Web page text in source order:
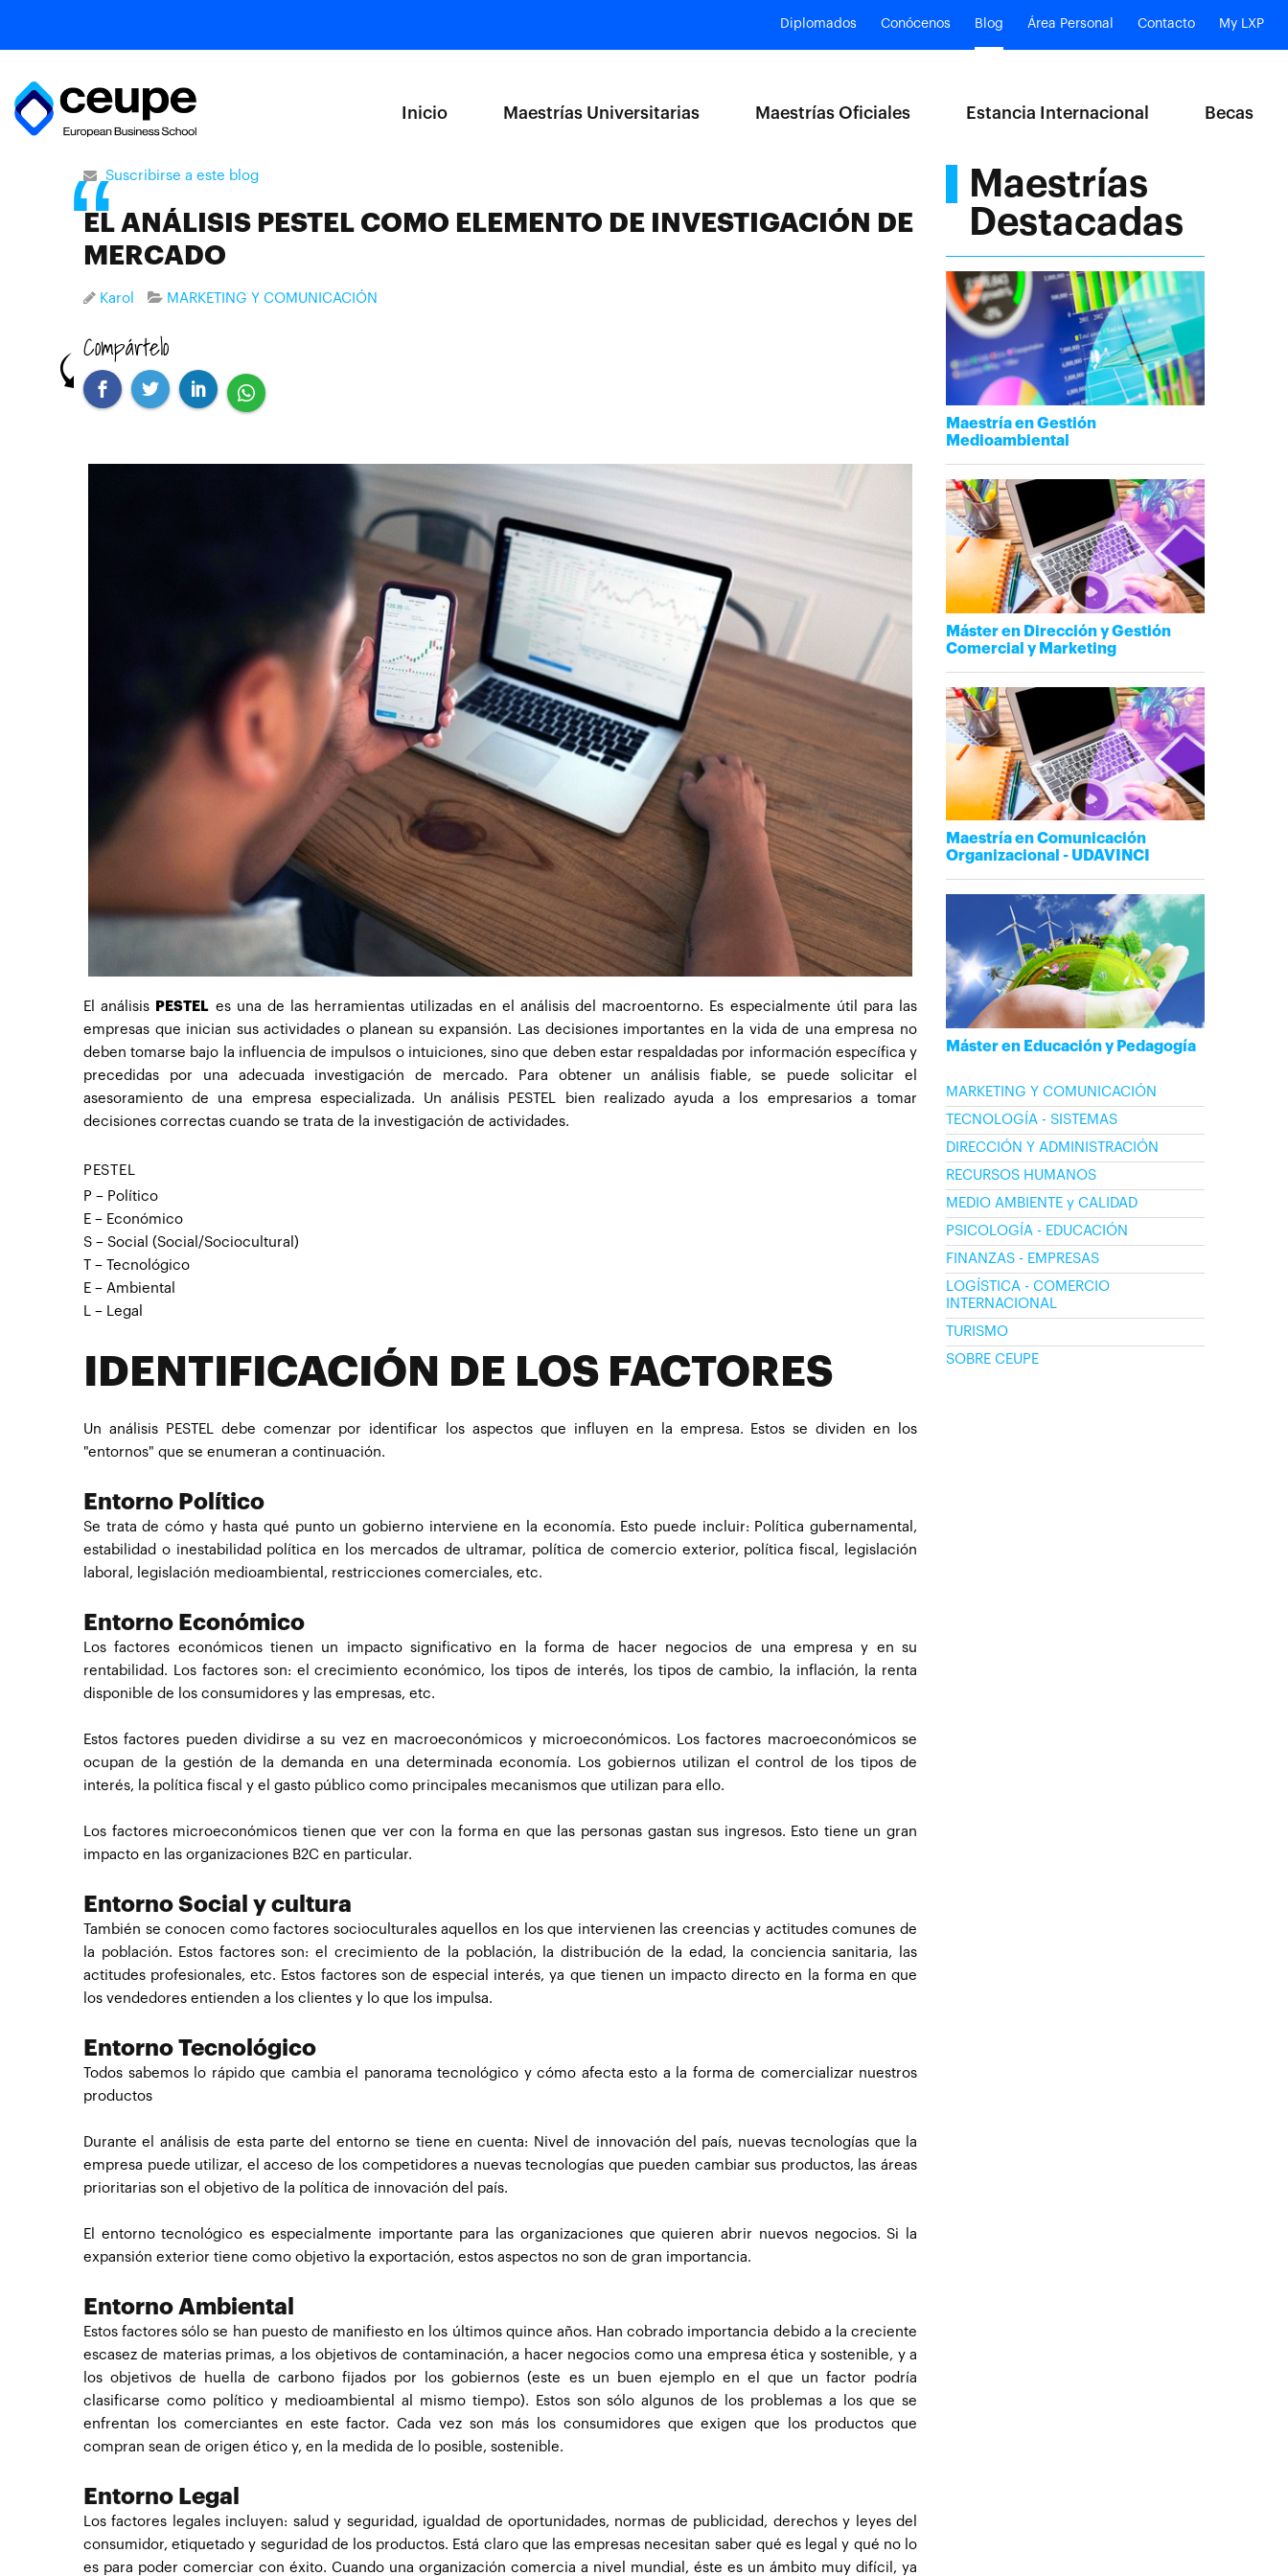
Diplomados Conócenos Blog Área Personal Contacto My LXP
Inicio Maestrías Universitarias Maestrías Oficiales Estancia Internacional Becas
Suscribirse a este blog
EL ANÁLISIS PESTEL COMO ELEMENTO DE INVESTIGACIÓN DE
MERCADO
Karol MARKETING Y COMUNICACIÓN
Compártelo
El análisis PESTEL es una de las herramientas utilizadas en el análisis del macroentorno. Es especialmente útil para las
empresas que inician sus actividades o planean su expansión. Las decisiones importantes en la vida de una empresa no
deben tomarse bajo la influencia de impulsos o intuiciones, sino que deben estar respaldadas por información específica y
precedidas por una adecuada investigación de mercado. Para obtener un análisis fiable, se puede solicitar el
asesoramiento de una empresa especializada. Un análisis PESTEL bien realizado ayuda a los empresarios a tomar
decisiones correctas cuando se trata de la investigación de actividades.
PESTEL
P – Político
E – Económico
S – Social (Social/Sociocultural)
T – Tecnológico
E – Ambiental
– Legal
IDENTIFICACIÓN DE LOS FACTORES
Un análisis PESTEL debe comenzar por identificar los aspectos que influyen en la empresa. Estos se dividen en los
"entornos" que se enumeran a continuación.
Entorno Político
Se trata de cómo y hasta qué punto un gobierno interviene en la economía. Esto puede incluir: Política gubernamental,
estabilidad o inestabilidad política en los mercados de ultramar, política de comercio exterior, política fiscal, legislación
laboral, legislación medioambiental, restricciones comerciales, etc.
Entorno Económico
Los factores económicos tienen un impacto significativo en la forma de hacer negocios de una empresa y en su
rentabilidad. Los factores son: el crecimiento económico, los tipos de interés, los tipos de cambio, la inflación, la renta
disponible de los consumidores y las empresas, etc.
Estos factores pueden dividirse a su vez en macroeconómicos y microeconómicos. Los factores macroeconómicos se
ocupan de la gestión de la demanda en una determinada economía. Los gobiernos utilizan el control de los tipos de
interés, la política fiscal y el gasto público como principales mecanismos que utilizan para ello.
Los factores microeconómicos tienen que ver con la forma en que las personas gastan sus ingresos. Esto tiene un gran
impacto en las organizaciones B2C en particular.
Entorno Social y cultura
También se conocen como factores socioculturales aquellos en los que intervienen las creencias y actitudes comunes de
la población. Estos factores son: el crecimiento de la población, la distribución de la edad, la conciencia sanitaria, las
actitudes profesionales, etc. Estos factores son de especial interés, ya que tienen un impacto directo en la forma en que
los vendedores entienden a los clientes y lo que los impulsa.
Entorno Tecnológico
Todos sabemos lo rápido que cambia el panorama tecnológico y cómo afecta esto a la forma de comercializar nuestros
productos
Durante el análisis de esta parte del entorno se tiene en cuenta: Nivel de innovación del país, nuevas tecnologías que la
empresa puede utilizar, el acceso de los competidores a nuevas tecnologías que pueden cambiar sus productos, las áreas
prioritarias son el objetivo de la política de innovación del país.
El entorno tecnológico es especialmente importante para las organizaciones que quieren abrir nuevos negocios. Si la
expansión exterior tiene como objetivo la exportación, estos aspectos no son de gran importancia.
Entorno Ambiental
Estos factores sólo se han puesto de manifiesto en los últimos quince años. Han cobrado importancia debido a la creciente
escasez de materias primas, a los objetivos de contaminación, a hacer negocios como una empresa ética y sostenible, y a
los objetivos de huella de carbono fijados por los gobiernos (este es un buen ejemplo en el que un factor podría
clasificarse como político y medioambiental al mismo tiempo). Estos son sólo algunos de los problemas a los que se
enfrentan los comerciantes en este factor. Cada vez son más los consumidores que exigen que los productos que
compran sean de origen ético y, en la medida de lo posible, sostenible.
Entorno Legal
Los factores legales incluyen: salud y seguridad, igualdad de oportunidades, normas de publicidad, derechos y leyes del
consumidor, etiquetado y seguridad de los productos. Está claro que las empresas necesitan saber qué es legal y qué no lo
es para poder comerciar con éxito. Cuando una organización comercia a nivel mundial, éste es un ámbito muy difícil, ya
Maestrías
Destacadas
Maestría en Gestión
Medioambiental
Máster en Dirección y Gestión
Comercial y Marketing
Maestría en Comunicación
Organizacional - UDAVINCI
Máster en Educación y Pedagogía
MARKETING Y COMUNICACIÓN
TECNOLOGÍA - SISTEMAS
DIRECCIÓN Y ADMINISTRACIÓN
RECURSOS HUMANOS
MEDIO AMBIENTE y CALIDAD
PSICOLOGÍA - EDUCACIÓN
FINANZAS - EMPRESAS
LOGÍSTICA - COMERCIO
INTERNACIONAL
TURISMO
SOBRE CEUPE